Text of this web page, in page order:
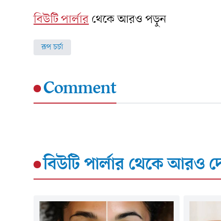
বিউটি পার্লারথেকে আরও পড়ুন
রূপ চর্চা
Comment
বিউটি পার্লার থেকে আরও